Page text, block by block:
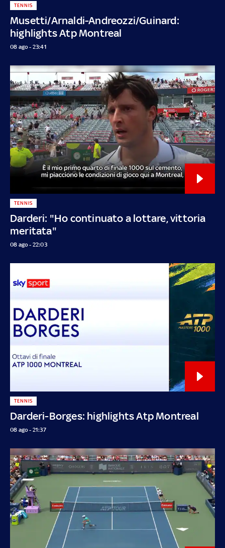
Musetti/Arnaldi-Andreozzi/Guinard:
highlights Atp Montreal
TENNIS
08 ago - 23:41
Darderi: "Ho continuato a lottare, vittoria
meritata"
TENNIS
08 ago - 22:03
Darderi-Borges: highlights Atp Montreal
TENNIS
08 ago - 21:37